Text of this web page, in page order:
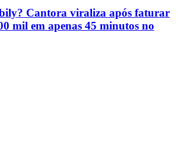
Cantora viraliza após faturar
mil em apenas 45 minutos no